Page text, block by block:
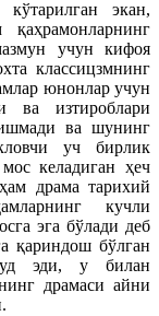
экан,
учун кифоя
классицзмнинг
юнонлар учун
ва изтироблари
ва шунинг
уч бирлик
келадиган ҳеч
драма тарихий
кучли
эга бўлади деб
қариндош бўлган
эди, у билан
драмаси айни